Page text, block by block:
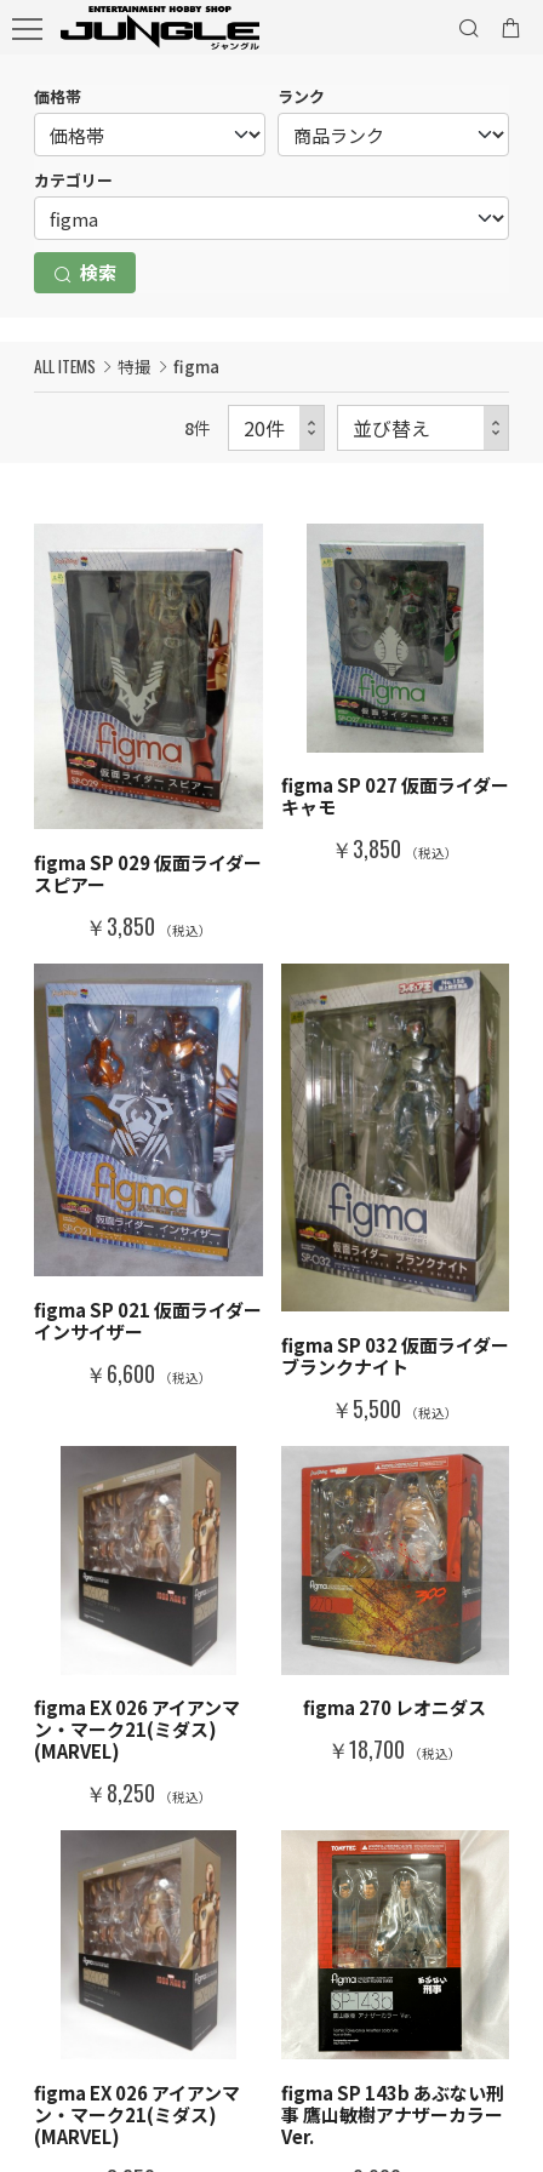
価格帯 ランク
カテゴリー
検索
ALL ITEMS 特撮 figma
8件
figma SP 029 仮面ライダー
スピアー
￥3,850 （税込）
figma SP 027 仮面ライダー
キャモ
￥3,850 （税込）
figma SP 021 仮面ライダー
インサイザー
￥6,600 （税込）
figma SP 032 仮面ライダー
ブランクナイト
￥5,500 （税込）
figma EX 026 アイアンマ
ン・マーク21(ミダス)
(MARVEL)
￥8,250 （税込）
figma 270 レオニダス
￥18,700 （税込）
figma EX 026 アイアンマ
ン・マーク21(ミダス)
(MARVEL)
figma SP 143b あぶない刑
事 鷹山敏樹アナザーカラー
Ver.